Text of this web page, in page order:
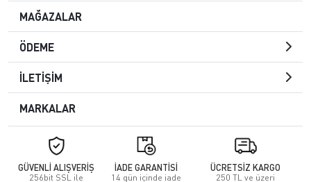
MAĞAZALAR
ÖDEME
İLETİŞİM
MARKALAR
GÜVENLİ ALIŞVERİŞ
256bit SSL ile
İADE GARANTİSİ
14 gün içinde iade
ÜCRETSİZ KARGO
250 TL ve üzeri